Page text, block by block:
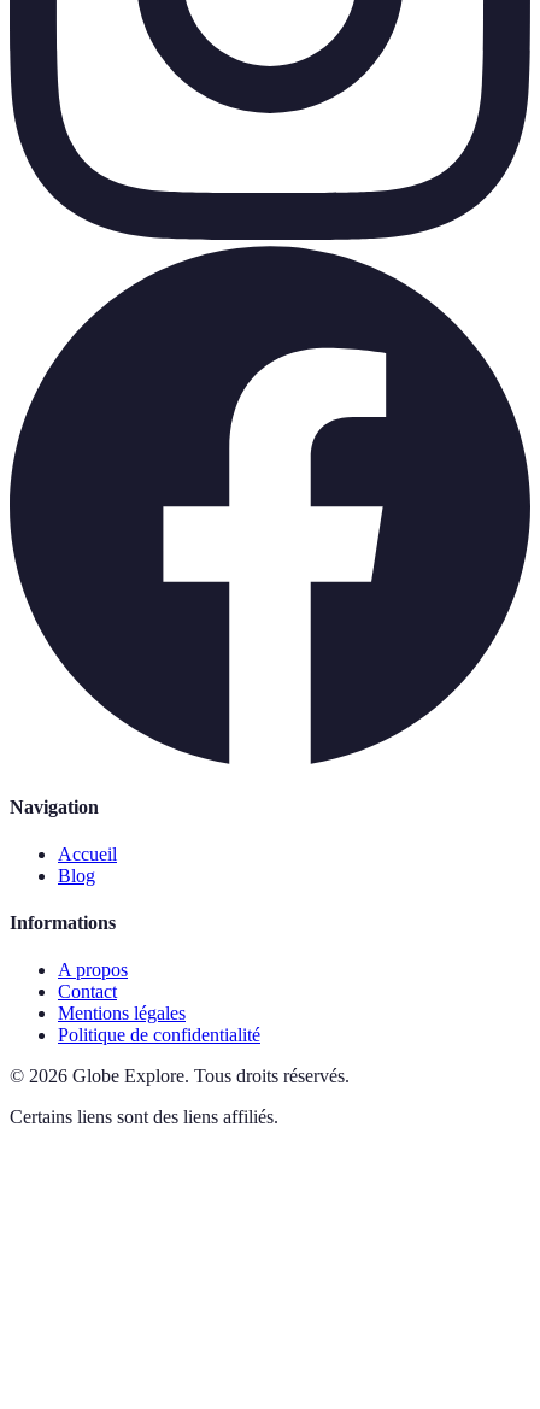
Navigation
Accueil
Blog
Informations
A propos
Contact
Mentions légales
Politique de confidentialité
© 2026 Globe Explore. Tous droits réservés.
Certains liens sont des liens affiliés.